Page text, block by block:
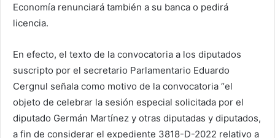
Economía renunciará también a su banca o pedirá
licencia.
En efecto, el texto de la convocatoria a los diputados
suscripto por el secretario Parlamentario Eduardo
Cergnul señala como motivo de la convocatoria “el
objeto de celebrar la sesión especial solicitada por el
diputado Germán Martínez y otras diputadas y diputados,
a fin de considerar el expediente 3818-D-2022 relativo a